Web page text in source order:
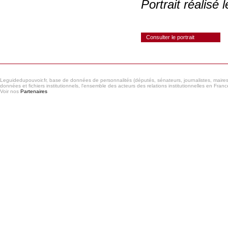
Portrait réalisé
Consulter le portrait
Leguidedupouvoir.fr, base de données de personnalités (députés, sénateurs, journalistes,
données et fichiers institutionnels, l'ensemble des acteurs des relations institutionnelles en
Voir nos Partenaires